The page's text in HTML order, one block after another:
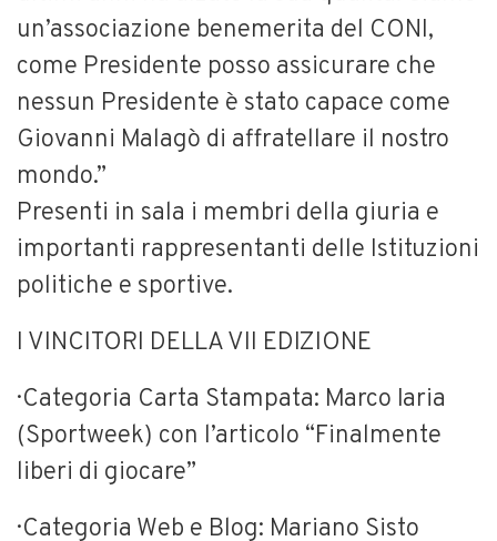
un’associazione benemerita del CONI,
come Presidente posso assicurare che
nessun Presidente è stato capace come
Giovanni Malagò di affratellare il nostro
mondo.”
Presenti in sala i membri della giuria e
importanti rappresentanti delle Istituzioni
politiche e sportive.
I VINCITORI DELLA VII EDIZIONE
· Categoria Carta Stampata: Marco Iaria
(Sportweek) con l’articolo “Finalmente
liberi di giocare”
· Categoria Web e Blog: Mariano Sisto